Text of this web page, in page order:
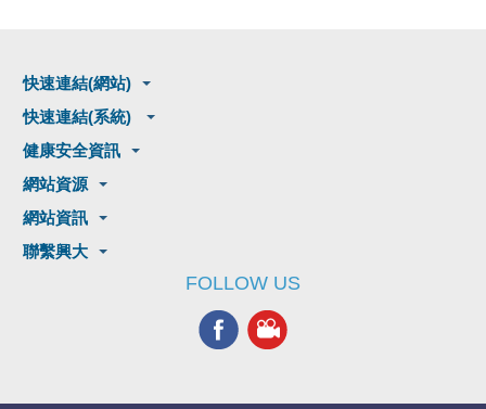
快速連結(網站)
快速連結(系統)
健康安全資訊
網站資源
網站資訊
聯繫興大
FOLLOW US